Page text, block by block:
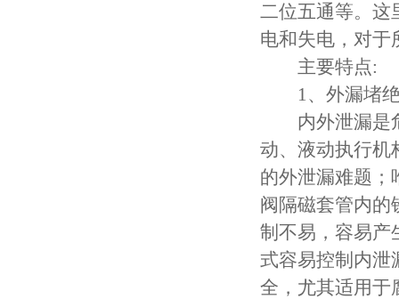
二位五通等。这
电和失电，对于
主要特点:
1、外漏堵绝
内外泄漏是危
动、液动执行机
的外泄漏难题；
阀隔磁套管内的
制不易，容易产
式容易控制内泄
全，尤其适用于